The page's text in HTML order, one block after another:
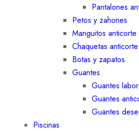
Pantalones
Petos y zahones
Manguitos anticorte
Chaquetas anticorte
Botas y zapatos
Guantes
Guantes
Guantes
Guantes
Piscinas